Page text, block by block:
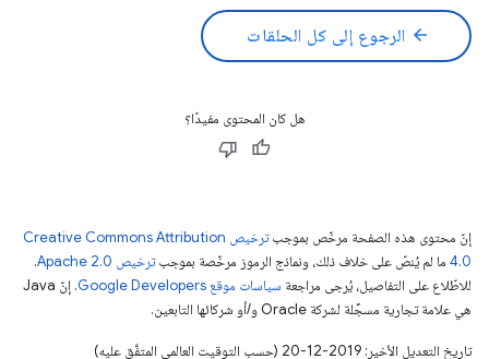
arrow_back الرجوع إلى كل الحلقات
هل كان المحتوى مفيدًا؟
إنّ محتوى هذه الصفحة مرخّص بموجب
ترخيص Creative Commons Attribution
4.0‏ ما لم يُنصّ على خلاف ذلك، ونماذج الرموز مرخّصة بموجبترخيص Apache 2.0‏
.
للاطّلاع على التفاصيل، يُرجى مراجعة سياسات موقع Google Developers‏
. إنّ Java
هي علامة تجارية مسجَّلة لشركة Oracle و/أو شركائها التابعين.
تاريخ التعديل الأخير: 2019-12-20 (حسب التوقيت العالمي المتفَّق عليه)